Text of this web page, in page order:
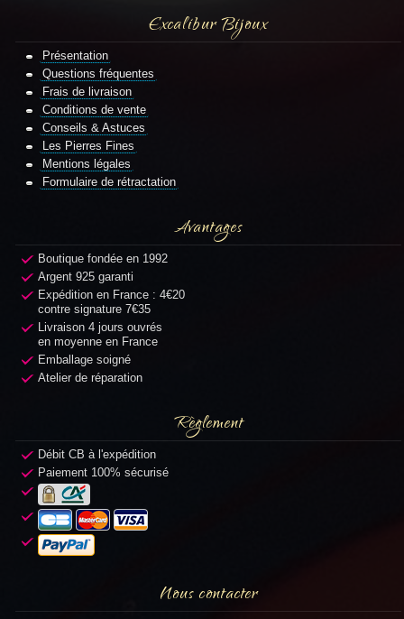
Excalibur Bijoux
Présentation
Questions fréquentes
Frais de livraison
Conditions de vente
Conseils & Astuces
Les Pierres Fines
Mentions légales
Formulaire de rétractation
Avantages
Boutique fondée en 1992
Argent 925 garanti
Expédition en France : 4€20
contre signature 7€35
Livraison 4 jours ouvrés
en moyenne en France
Emballage soigné
Atelier de réparation
Règlement
Débit CB à l'expédition
Paiement 100% sécurisé
Nous contacter